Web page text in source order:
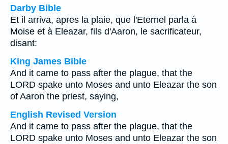
Darby Bible
Et il arriva, apres la plaie, que l'Eternel parla à
Moise et à Eleazar, fils d'Aaron, le sacrificateur,
disant:
King James Bible
And it came to pass after the plague, that the
LORD spake unto Moses and unto Eleazar the son
of Aaron the priest, saying,
English Revised Version
And it came to pass after the plague, that the
LORD spake unto Moses and unto Eleazar the son